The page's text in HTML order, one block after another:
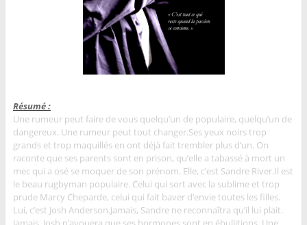
Résumé :
Une rumeur peut faire de vous quelqu’un de populaire, quelqu’un de
dangereux. Une rumeur peut tout changer.Ses yeux noirs trop
grands et trop maquillés en ont déjà fait trembler plus d’un. On
raconte que ses parents sont en prison, qu’elle a tabassé à mort un
mec qui a osé se moquer de son prénom. Elle, c’est Sandre River.Il est
le beau rugbyman populaire. Celui qui sort avec la sublime et trop
prude Marcy Cheparde, celui qui fait baver d’envie toutes les filles.
Lui, c’est Josh Anderson.Jamais, Sandre ne reconnaîtra qu’il lui plait.